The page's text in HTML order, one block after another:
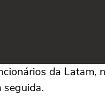
da Latam,
seguida.